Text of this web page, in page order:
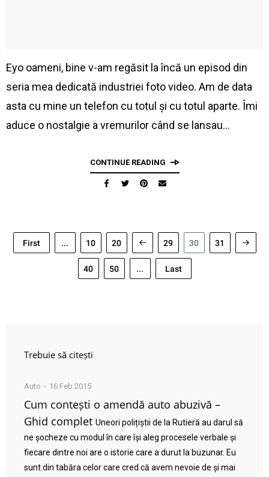
Eyo oameni, bine v-am regăsit la încă un episod din
seria mea dedicată industriei foto video. Am de data
asta cu mine un telefon cu totul și cu totul aparte. Îmi
aduce o nostalgie a vremurilor când se lansau…
CONTINUE READING
First ... 10 20 29 30 31
40 50 ... Last
Trebuie să citești
Auto 16 Feb 2015
Cum contești o amendă auto abuzivă –
Ghid complet Uneori polițiștii de la Rutieră au darul să
ne șocheze cu modul în care își aleg procesele verbale și
fiecare dintre noi are o istorie care a durut la buzunar. Eu
sunt din tabăra celor care cred că avem nevoie de și mai